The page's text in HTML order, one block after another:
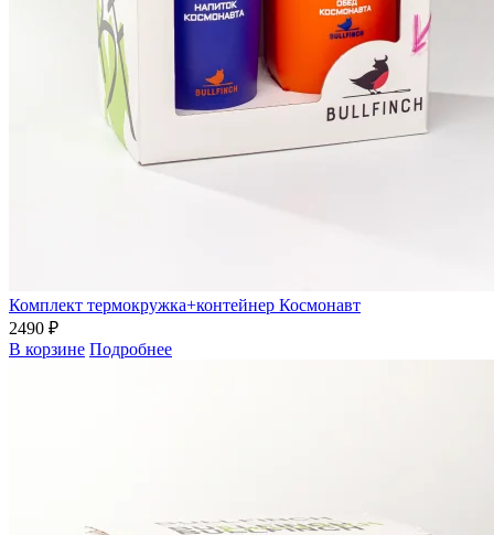
Комплект термокружка+контейнер Космонавт
2490 ₽
В корзине Подробнее